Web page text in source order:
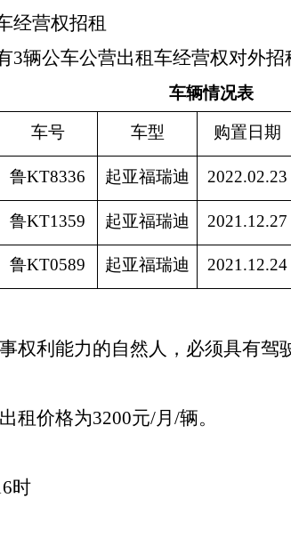
经营权招租
3辆公车公营出租车经营权对外招
车辆情况表
车号 车型 购置日期
鲁KT8336 起亚福瑞迪 2022.02.23
鲁KT1359 起亚福瑞迪 2021.12.27
鲁KT0589 起亚福瑞迪 2021.12.24
权利能力的自然人 ， 必须具有驾
出租价格为3200元/月/辆。
时